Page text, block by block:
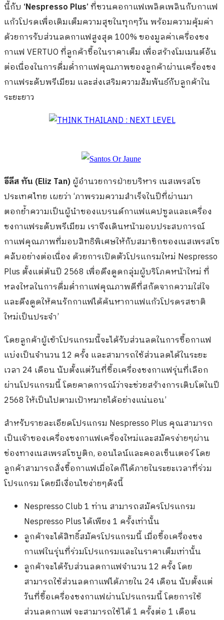
นี้กับ ‘Nespresso Plus’ที่ชวนคอกาแฟเพลิดเพลินกับกาแฟ
แก้วโปรดเพื่อเติมเต็มความสุขในทุกๆวัน พร้อมความคุ้มค่า
ด้วยการรับส่วนลดกาแฟสูงสุด 100% ของมูลค่าเครื่องชง
กาแฟ VERTUO ที่ลูกค้าซื้อในราคาเต็ม เพื่อสร้างโมเมนต์อัน
ต่อเนื่องในการดื่มด่ำกาแฟคุณภาพของลูกค้าผ่านเครื่องชง
กาแฟระดับพรีเมียม และส่งเสริมความสัมพันธ์กับลูกค้าใน
ระยะยาว
อีลีส ทัน (Eliz Tan)ผู้อำนวยการฝ่ายบริหาร เนสเพรสโซ
ประเทศไทย เผยว่า ‘ภาพรวมความสำเร็จในปีที่ผ่านมา
ตอกย้ำความเป็นผู้นำของแบรนด์กาแฟแคปซูลและเครื่อง
ชงกาแฟระดับพรีเมียม เราจึงเดินหน้ามอบประสบการณ์
กาแฟคุณภาพที่มอบสิทธิพิเศษให้กับสมาชิกของเนสเพรสโซ
คลับอย่างต่อเนื่อง ด้วยการเปิดตัวโปรแกรมใหม่ Nespresso
Plus ตั้งแต่ต้นปี 2568 เพื่อดึงดูดกลุ่มผู้บริโภคหน้าใหม่ ที่
หลงใหลในการดื่มด่ำกาแฟคุณภาพดีที่สกัดจากความใส่ใจ
และดึงดูดให้คนรักกาแฟได้ค้นหากาแฟแก้วโปรดรสชาติ
ใหม่เป็นประจำ’
‘โดยลูกค้าผู้เข้าโปรแกรมนี้จะได้รับส่วนลดในการซื้อกาแฟ
แบ่งเป็นจำนวน 12 ครั้ง และสามารถใช้ส่วนลดได้ในระยะ
เวลา 24 เดือน นับตั้งแต่วันที่ซื้อเครื่องชงกาแฟรุ่นที่เลือก
ผ่านโปรแกรมนี้ โดยคาดการณ์ว่าจะช่วยสร้างการเติบโตในปี
2568 ให้เป็นไปตามเป้าหมายได้อย่างแน่นอน’
สำหรับรายละเอียดโปรแกรม Nespresso Plus คุณสามารถ
เป็นเจ้าของเครื่องชงกาแฟเครื่องใหม่และสมัครง่ายๆผ่าน
ช่องทางเนสเพรสโซบูติก, ออนไลน์และคอลเซ็นเตอร์ โดย
ลูกค้าสามารถสั่งซื้อกาแฟเมื่อใดก็ได้ภายในระยะเวลาที่ร่วม
โปรแกรม โดยมีเงื่อนไขง่ายๆดังนี้
Nespresso Club 1 ท่าน สามารถสมัครโปรแกรม
Nespresso Plus ได้เพียง 1 ครั้งเท่านั้น
ลูกค้าจะได้สิทธิ์สมัครโปรแกรมนี้ เมื่อซื้อเครื่องชง
กาแฟในรุ่นที่ร่วมโปรแกรมและในราคาเต็มเท่านั้น
ลูกค้าจะได้รับส่วนลดกาแฟจำนวน 12 ครั้ง โดย
สามารถใช้ส่วนลดกาแฟได้ภายใน 24 เดือน นับตั้งแต่
วันที่ซื้อเครื่องชงกาแฟผ่านโปรแกรมนี้ โดยการใช้
ส่วนลดกาแฟ จะสามารถใช้ได้ 1 ครั้งต่อ 1 เดือน